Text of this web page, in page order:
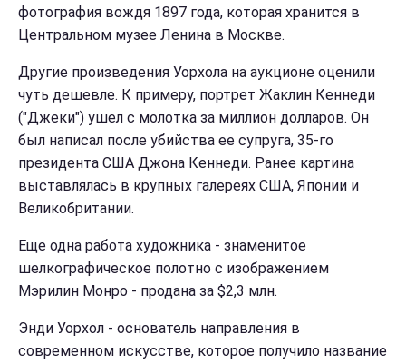
фотография вождя 1897 года, которая хранится в
Центральном музее Ленина в Москве.
Другие произведения Уорхола на аукционе оценили
чуть дешевле. К примеру, портрет Жаклин Кеннеди
("Джеки") ушел с молотка за миллион долларов. Он
был написал после убийства ее супруга, 35-го
президента США Джона Кеннеди. Ранее картина
выставлялась в крупных галереях США, Японии и
Великобритании.
Еще одна работа художника - знаменитое
шелкографическое полотно с изображением
Мэрилин Монро - продана за $2,3 млн.
Энди Уорхол - основатель направления в
современном искусстве, которое получило название